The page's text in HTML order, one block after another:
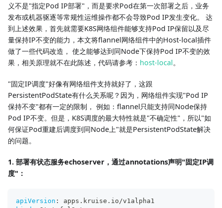
义不是"指定Pod IP部署"，而是要求Pod在第一次部署之后，业务
发布或机器驱逐等常规性运维操作都不会导致Pod IP发生变化。 达
到上述效果，首先就需要K8S网络组件能够支持Pod IP保留以及尽
量保持IP不变的能力，本文将flannel网络组件中的Host-local插件
做了一些代码改造， 使之能够达到同Node下保持Pod IP不变的效
果，相关原理就不在此陈述，代码请参考： host-local。
"固定IP调度"好像有网络组件支持就好了，这跟
PersistentPodState有什么关系呢？因为，网络组件实现"Pod IP
保持不变"都有一定的限制， 例如：flannel只能支持同Node保持
Pod IP不变。但是，K8S调度的最大特性就是"不确定性"，所以"如
何保证Pod重建后调度到同Node上"就是PersistentPodState解决
的问题。
1. 部署有状态服务echoserver，通过annotations声明"固定IP调
度"：
apiVersion :
apps.kruise.io/v1alpha1